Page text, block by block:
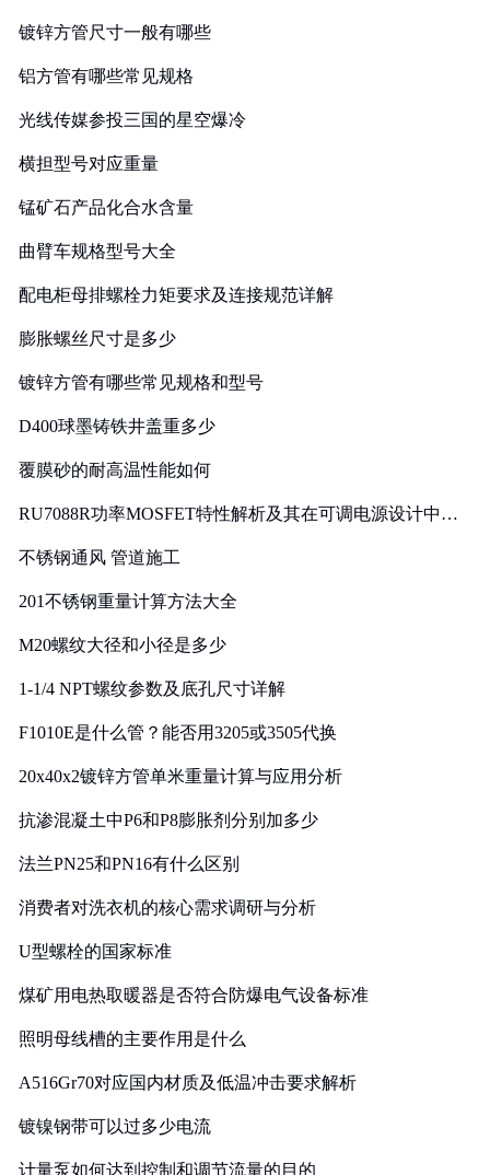
镀锌方管尺寸一般有哪些
铝方管有哪些常见规格
光线传媒参投三国的星空爆冷
横担型号对应重量
锰矿石产品化合水含量
曲臂车规格型号大全
配电柜母排螺栓力矩要求及连接规范详解
膨胀螺丝尺寸是多少
镀锌方管有哪些常见规格和型号
D400球墨铸铁井盖重多少
覆膜砂的耐高温性能如何
RU7088R功率MOSFET特性解析及其在可调电源设计中的
不锈钢通风 管道施工
201不锈钢重量计算方法大全
M20螺纹大径和小径是多少
1-1/4 NPT螺纹参数及底孔尺寸详解
F1010E是什么管？能否用3205或3505代换
20x40x2镀锌方管单米重量计算与应用分析
抗渗混凝土中P6和P8膨胀剂分别加多少
法兰PN25和PN16有什么区别
消费者对洗衣机的核心需求调研与分析
U型螺栓的国家标准
煤矿用电热取暖器是否符合防爆电气设备标准
照明母线槽的主要作用是什么
A516Gr70对应国内材质及低温冲击要求解析
镀镍钢带可以过多少电流
计量泵如何达到控制和调节流量的目的